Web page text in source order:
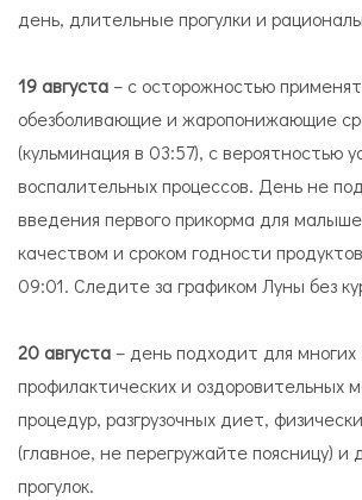
день, длительные прогулки и
19 августа – с осторожностью
обезболивающие и жаропонижающие
(кульминация в 03:57), с вероятностью
воспалительных процессов. День не
введения первого прикорма для
качеством и сроком годности
09:01. Следите за графиком Луны без
20 августа – день подходит для многих
профилактических и оздоровительных
процедур, разгрузочных диет,
(главное, не перегружайте поясницу) и
прогулок.